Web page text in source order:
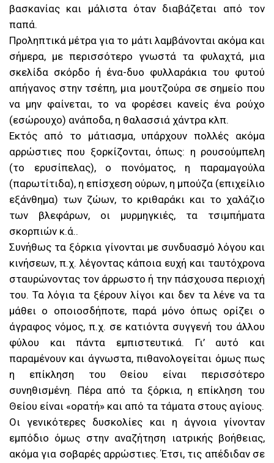
βασκανίας και μάλιστα όταν διαβάζεται από τον
παπά.
Προληπτικά μέτρα για το μάτι λαμβάνονται ακόμα και
σήμερα, με περισσότερο γνωστά τα φυλαχτά, μια
σκελίδα σκόρδο ή ένα-δυο φυλλαράκια του φυτού
απήγανος στην τσέπη, μια μουτζούρα σε σημείο που
να μην φαίνεται, το να φορέσει κανείς ένα ρούχο
(εσώρουχο) ανάποδα, η θαλασσιά χάντρα κλπ.
Εκτός από το μάτιασμα, υπάρχουν πολλές ακόμα
αρρώστιες που ξορκίζονται, όπως: η ρουσούμπελη
(το ερυσίπελας), ο πονόματος, η παραμαγούλα
(παρωτίτιδα), η επίσχεση ούρων, η μπούζα (επιχείλιο
εξάνθημα) των ζώων, το κριθαράκι και το χαλάζιο
των βλεφάρων, οι μυρμηγκιές, τα τσιμπήματα
σκορπιών κ.ά..
Συνήθως τα ξόρκια γίνονται με συνδυασμό λόγου και
κινήσεων, π.χ. λέγοντας κάποια ευχή και ταυτόχρονα
σταυρώνοντας τον άρρωστο ή την πάσχουσα περιοχή
του. Τα λόγια τα ξέρουν λίγοι και δεν τα λένε να τα
μάθει ο οποιοσδήποτε, παρά μόνο όπως ορίζει ο
άγραφος νόμος, π.χ. σε κατιόντα συγγενή του άλλου
φύλου και πάντα εμπιστευτικά. Γι’ αυτό και
παραμένουν και άγνωστα, πιθανολογείται όμως πως
η επίκληση του Θείου είναι περισσότερο
συνηθισμένη. Πέρα από τα ξόρκια, η επίκληση του
Θείου είναι «ορατή» και από τα τάματα στους αγίους.
Οι γενικότερες δυσκολίες και η άγνοια γίνονταν
εμπόδιο όμως στην αναζήτηση ιατρικής βοήθειας,
ακόμα για σοβαρές αρρώστιες. Έτσι, τις απέδιδαν σε